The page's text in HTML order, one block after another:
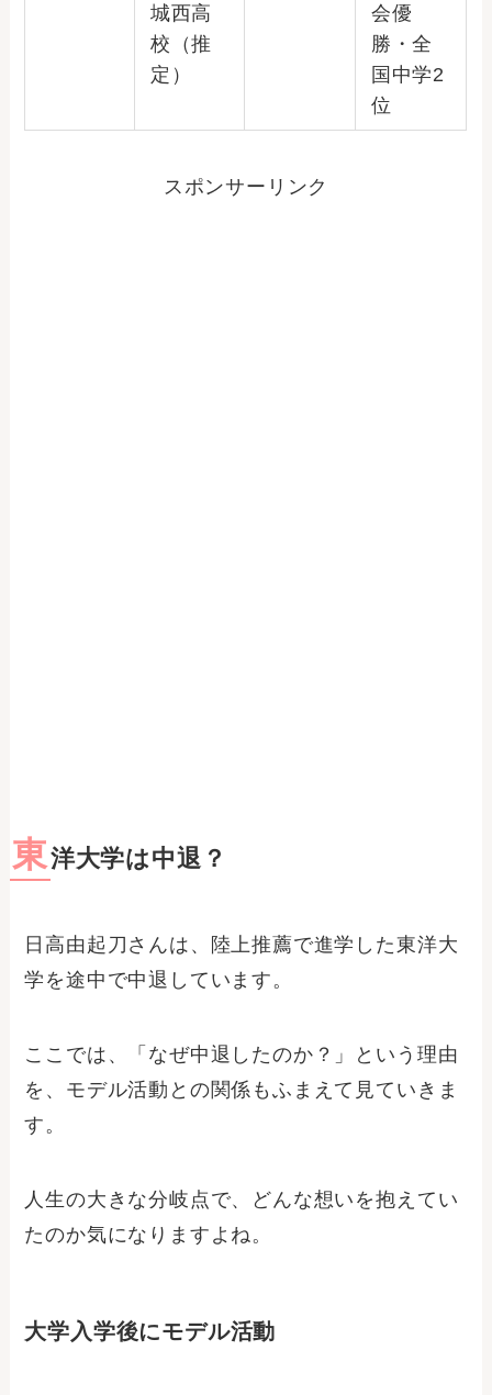
城西高
校（推
定）
会優
勝・全
国中学2
位
スポンサーリンク
東洋大学は中退？
日高由起刀さんは、陸上推薦で進学した東洋大
学を途中で中退しています。
ここでは、「なぜ中退したのか？」という理由
を、モデル活動との関係もふまえて見ていきま
す。
人生の大きな分岐点で、どんな想いを抱えてい
たのか気になりますよね。
大学入学後にモデル活動